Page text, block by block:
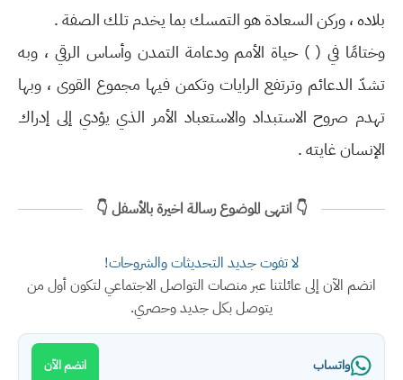
بلاده ، وركن السعادة هو التمسك بما يخدم تلك الصفة .
وختامًا في ( ) حياة الأمم ودعامة التمدن وأساس الرقي ، وبه
تشدّ الدعائم وترتفع الرايات وتكمن فيها مجموع القوى ، وبها
تهدم صروح الاستبداد والاستعباد الأمر الذي يؤدي إلى إدراك
الإنسان غايته .
👇 انتهى الموضوع رسالة اخيرة بالأسفل 👇
لا تفوت جديد التحديثات والشروحات!
انضم الآن إلى عائلتنا عبر منصات التواصل الاجتماعي لتكون أول من
يتوصل بكل جديد وحصري.
واتساب انضم الآن